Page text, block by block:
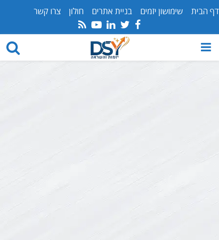
דף הבית שימושון יזמים בניית אתרים חולון צרו קשר
Facebook
Twitter
Linkedin
Youtube
Rss
PRIMARY